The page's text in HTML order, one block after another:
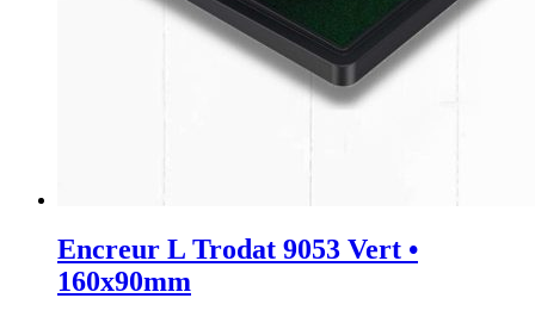
Encreur L Trodat 9053 Vert •
160x90mm